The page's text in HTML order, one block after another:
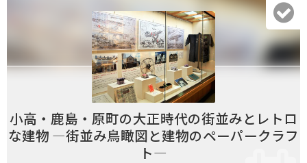
小高・鹿島・原町の大正時代の街並みとレトロ
な建物 ―街並み鳥瞰図と建物のペーパークラフ
ト―